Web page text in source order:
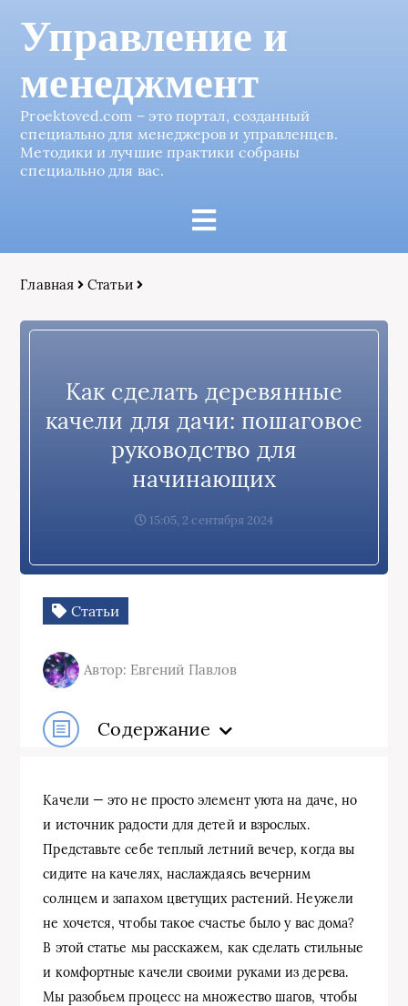
Управление и
менеджмент
Proektoved.com – это портал, созданный
специально для менеджеров и управленцев.
Методики и лучшие практики собраны
специально для вас.
Главная Статьи
Как сделать деревянные
качели для дачи: пошаговое
руководство для
начинающих
15:05, 2 сентября 2024
Статьи
Автор: Евгений Павлов
Содержание
Качели — это не просто элемент уюта на даче, но
и источник радости для детей и взрослых.
Представьте себе теплый летний вечер, когда вы
сидите на качелях, наслаждаясь вечерним
солнцем и запахом цветущих растений. Неужели
не хочется, чтобы такое счастье было у вас дома?
В этой статье мы расскажем, как сделать стильные
и комфортные качели своими руками из дерева.
Мы разобьем процесс на множество шагов, чтобы